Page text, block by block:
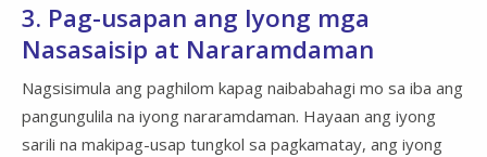
3. Pag-usapan ang Iyong mga
Nasasaisip at Nararamdaman
Nagsisimula ang paghilom kapag naibabahagi mo sa iba ang
pangungulila na iyong nararamdaman. Hayaan ang iyong
sarili na makipag-usap tungkol sa pagkamatay, ang iyong